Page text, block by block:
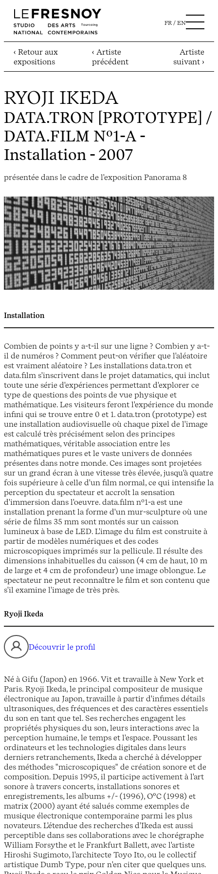
FR EN
‹ Retour aux
expositions
‹ Artiste
précédent
Artiste
suivant ›
RYOJI IKEDA
DATA.TRON [PROTOTYPE] /
DATA.FILM Nº1-A -
Installation - 2007
présentée dans le cadre de l'exposition Panorama 8
Installation
Combien de points y a-t-il sur une ligne ? Combien y a-t-
il de numéros ? Comment peut-on vérifier que l'aléatoire
est vraiment aléatoire ? Les installations data.tron et
data.film s'inscrivent dans le projet datamatics, qui inclut
toute une série d'expériences permettant d'explorer ce
type de questions des points de vue physique et
mathématique. Les visiteurs feront l'expérience du monde
infini qui se trouve entre 0 et 1. data.tron (prototype) est
une installation audiovisuelle où chaque pixel de l'image
est calculé très précisément selon des principes
mathématiques, véritable association entre les
mathématiques pures et le vaste univers de données
présentes dans notre monde. Ces images sont projetées
sur un grand écran à une vitesse très élevée, jusqu'à quatre
fois supérieure à celle d'un film normal, ce qui intensifie la
perception du spectateur et accroît la sensation
d'immersion dans l'oeuvre. data.film nº1-a est une
installation prenant la forme d'un mur-sculpture où une
série de films 35 mm sont montés sur un caisson
lumineux à base de LED. L'image du film est construite à
partir de modèles numériques et des codes
microscopiques imprimés sur la pellicule. Il résulte des
dimensions inhabituelles du caisson (4 cm de haut, 10 m
de large et 4 cm de profondeur) une image oblongue. Le
spectateur ne peut reconnaître le film et son contenu que
s'il examine l'image de très près.
Ryoji Ikeda
Découvrir le profil
Né à Gifu (Japon) en 1966. Vit et travaille à New York et
Paris. Ryoji Ikeda, le principal compositeur de musique
électronique au Japon, travaille à partir d'infimes détails
ultrasoniques, des fréquences et des caractères essentiels
du son en tant que tel. Ses recherches engagent les
propriétés physiques du son, leurs interactions avec la
perception humaine, le temps et l'espace. Poussant les
ordinateurs et les technologies digitales dans leurs
derniers retranchements, Ikeda a cherché à développer
des méthodes "microscopiques" de création sonore et de
composition. Depuis 1995, il participe activement à l'art
sonore à travers concerts, installations sonores et
enregistrements, les albums +/- (1996), O°C (1998) et
matrix (2000) ayant été salués comme exemples de
musique électronique contemporaine parmi les plus
novateurs. L'étendue des recherches d'Ikeda est aussi
perceptible dans ses collaborations avec le chorégraphe
William Forsythe et le Frankfurt Ballett, avec l'artiste
Hiroshi Sugimoto, l'architecte Toyo Ito, ou le collectif
artistique Dumb Type, pour n'en citer que quelques uns.